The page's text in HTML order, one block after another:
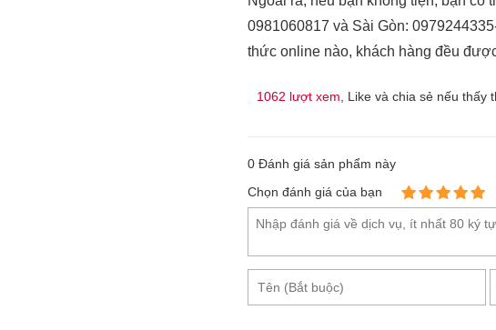
0981060817 và Sài Gòn:
thức online nào, khách hàng đều
1062 lượt xem , Like và chia sẻ nếu thấy
0 Đánh giá sản phẩm này
Chọn đánh giá của bạn